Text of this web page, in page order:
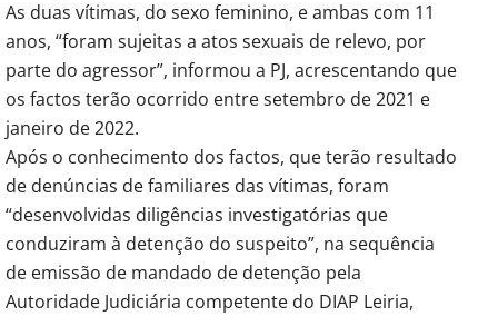
As duas vítimas, do sexo feminino, e ambas com 11
anos, “foram sujeitas a atos sexuais de relevo, por
parte do agressor”, informou a PJ, acrescentando que
os factos terão ocorrido entre setembro de 2021 e
janeiro de 2022.
Após o conhecimento dos factos, que terão resultado
de denúncias de familiares das vítimas, foram
“desenvolvidas diligências investigatórias que
conduziram à detenção do suspeito”, na sequência
de emissão de mandado de detenção pela
Autoridade Judiciária competente do DIAP Leiria,